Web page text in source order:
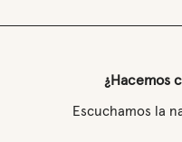
¿Hacemos
Escuchamos la